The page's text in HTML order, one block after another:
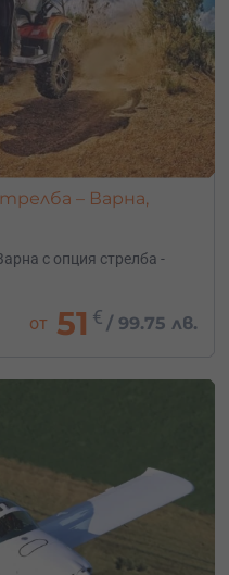
– Варна,
с опция стрелба -
от 51 € /99.75 лв.